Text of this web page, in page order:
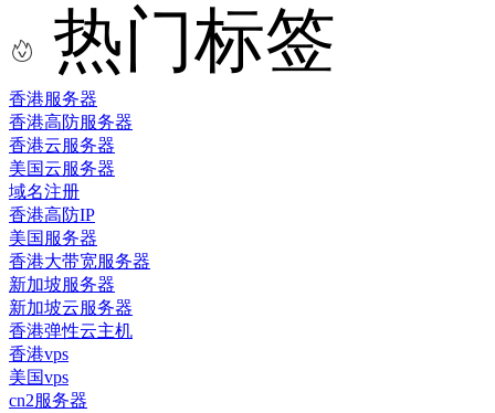
热门标签
香港服务器
香港高防服务器
香港云服务器
美国云服务器
域名注册
香港高防IP
美国服务器
香港大带宽服务器
新加坡服务器
新加坡云服务器
香港弹性云主机
香港vps
美国vps
cn2服务器